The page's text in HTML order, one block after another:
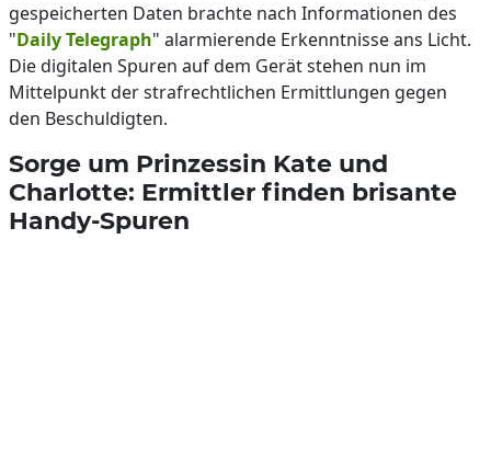
gespeicherten Daten brachte nach Informationen des
"Daily Telegraph" alarmierende Erkenntnisse ans Licht.
Die digitalen Spuren auf dem Gerät stehen nun im
Mittelpunkt der strafrechtlichen Ermittlungen gegen
den Beschuldigten.
Sorge um Prinzessin Kate und
Charlotte: Ermittler finden brisante
Handy-Spuren